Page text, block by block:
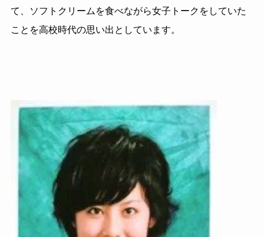
て、ソフトクリームを食べながら女子トークを していた
ことを高校時代の思い出としています。